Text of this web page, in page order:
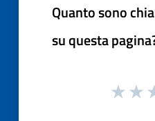
Quanto sono
su questa